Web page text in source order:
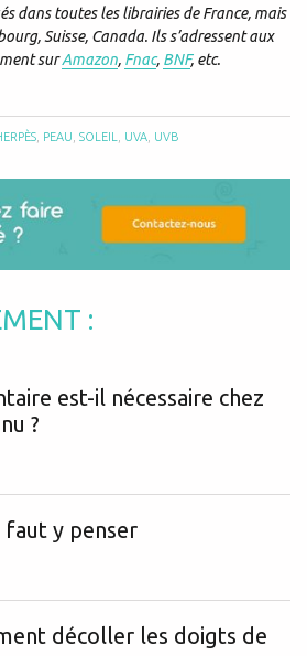
dans toutes les librairies de France, mais
Suisse, Canada. Ils s’adressent aux
surAmazon, Fnac, BNF, etc.
PEAU SOLEIL UVA UVB
:
est-il nécessaire chez
?
faut y penser
décoller les doigts de